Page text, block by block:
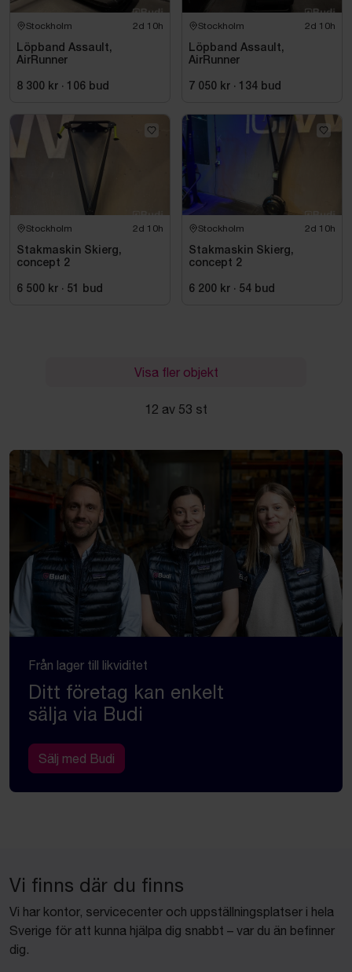
Stockholm 2d 10h
Löpband Assault,
AirRunner
8 300 kr · 106 bud
Stockholm 2d 10h
Löpband Assault,
AirRunner
7 050 kr · 134 bud
Stockholm 2d 10h
Stakmaskin Skierg,
concept 2
6 500 kr · 51 bud
Stockholm 2d 10h
Stakmaskin Skierg,
concept 2
6 200 kr · 54 bud
Visa fler objekt
12 av 53 st
Från lager till likviditet
Ditt företag kan enkelt
sälja via Budi
Sälj med Budi
Vi finns där du finns
Vi har kontor, servicecenter och uppställningsplatser i hela
Sverige för att kunna hjälpa dig snabbt – var du än befinner
dig.